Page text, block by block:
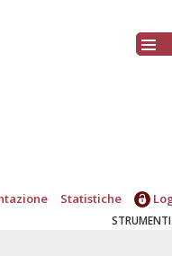
Statistiche